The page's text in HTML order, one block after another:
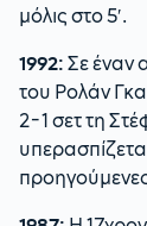
μόλις στο 5′.
1992: Σε έναν
του Ρολάν
2-1 σετ τη